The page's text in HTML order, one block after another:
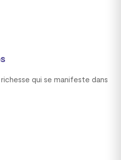
qui se manifeste dans